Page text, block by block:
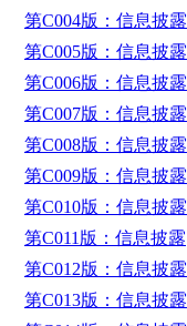
第C004版：信息披露
第C005版：信息披露
第C006版：信息披露
第C007版：信息披露
第C008版：信息披露
第C009版：信息披露
第C010版：信息披露
第C011版：信息披露
第C012版：信息披露
第C013版：信息披露